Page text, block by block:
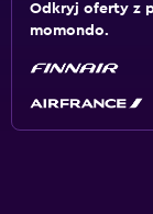
Odkryj oferty z
momondo.